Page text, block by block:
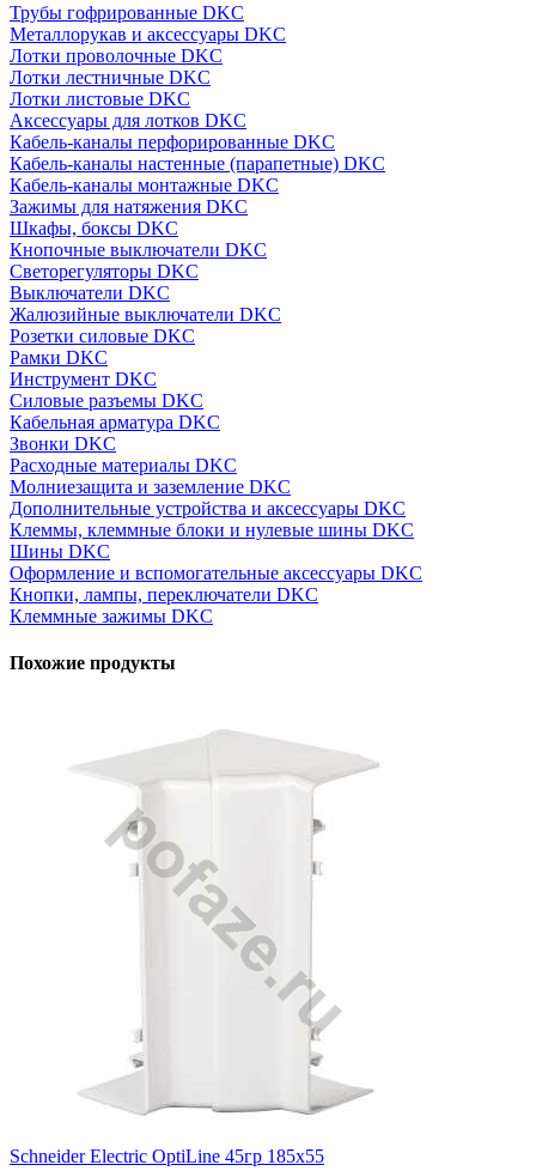
Трубы гофрированные DKC
Металлорукав и аксессуары DKC
Лотки проволочные DKC
Лотки лестничные DKC
Лотки листовые DKC
Аксессуары для лотков DKC
Кабель-каналы перфорированные DKC
Кабель-каналы настенные (парапетные) DKC
Кабель-каналы монтажные DKC
Зажимы для натяжения DKC
Шкафы, боксы DKC
Кнопочные выключатели DKC
Светорегуляторы DKC
Выключатели DKC
Жалюзийные выключатели DKC
Розетки силовые DKC
Рамки DKC
Инструмент DKC
Силовые разъемы DKC
Кабельная арматура DKC
Звонки DKC
Расходные материалы DKC
Молниезащита и заземление DKC
Дополнительные устройства и аксессуары DKC
Клеммы, клеммные блоки и нулевые шины DKC
Шины DKC
Оформление и вспомогательные аксессуары DKC
Кнопки, лампы, переключатели DKC
Клеммные зажимы DKC
Похожие продукты
Schneider Electric OptiLine 45гр 185х55